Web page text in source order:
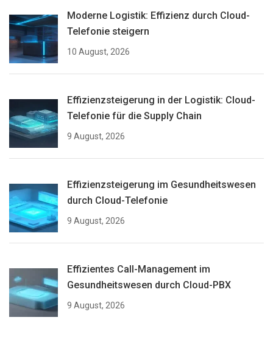
Moderne Logistik: Effizienz durch Cloud-
Telefonie steigern
10 August, 2026
Effizienzsteigerung in der Logistik: Cloud-
Telefonie für die Supply Chain
9 August, 2026
Effizienzsteigerung im Gesundheitswesen
durch Cloud-Telefonie
9 August, 2026
Effizientes Call-Management im
Gesundheitswesen durch Cloud-PBX
9 August, 2026